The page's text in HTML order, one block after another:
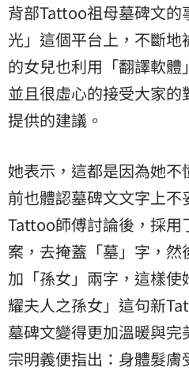
背部Tattoo祖母墓碑文的
光」這個平台上，不斷
的女兒也利用「翻譯軟體
並且很虛心的接受大家
提供的建議。
她表示，這都是因為她不
前也體認墓碑文文字上
Tattoo師傅討論後，採用
案，去掩蓋「墓」字，
加「孫女」兩字，這樣
耀夫人之孫女」這句新
墓碑文變得更加溫暖與
宗明義便指出：身體髮膚